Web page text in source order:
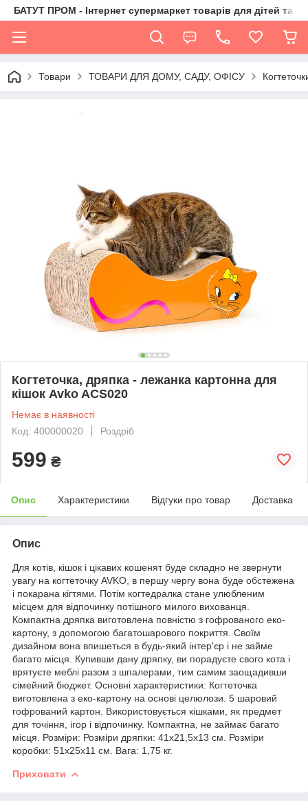
БАТУТ ПРОМ - Інтернет супермаркет товарів для дітей та їх
Товари ТОВАРИ ДЛЯ ДОМУ, САДУ, ОФІСУ
Когтеточка, дряпка - лежанка картонна для
кішок Avko ACS020
Немає в наявності
Код: 400000020
Роздріб
599 ₴
Опис Характеристики Відгуки про товар Доставка
Опис
Для котів, кішок і цікавих кошенят буде складно не звернути
увагу на когтеточку AVKO, в першу чергу вона буде обстежена
і покарана кігтями. Потім когтедралка стане улюбленим
місцем для відпочинку потішного милого вихованця.
Компактна дряпка виготовлена повністю з гофрованого еко-
картону, з допомогою багатошарового покриття. Своїм
дизайном вона впишеться в будь-який інтер'єр і не займе
багато місця. Купивши дану дряпку, ви порадуєте свого кота і
врятуєте меблі разом з шпалерами, тим самим заощадивши
сімейний бюджет. Основні характеристики: Когтеточка
виготовлена ​​з еко-картону на основі целюлози. 5 шаровий
гофрований картон. Використовується кішками, як предмет
для точіння, ігор і відпочинку. Компактна, не займає багато
місця. Розміри: Розміри дряпки: 41х21,5х13 см. Розміри
коробки: 51х25х11 см. Вага: 1,75 кг.
Приховати